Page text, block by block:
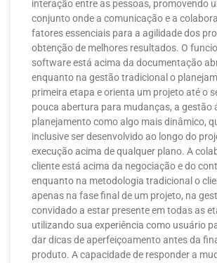
interação entre as pessoas, promovendo
conjunto onde a comunicação e a
fatores essenciais para a agilidade dos
obtenção de melhores resultados. O
software está acima da documentação
enquanto na gestão tradicional o
primeira etapa e orienta um projeto até o
pouca abertura para mudanças, a gestão
planejamento como algo mais dinâmico,
inclusive ser desenvolvido ao longo do
execução acima de qualquer plano. A
cliente está acima da negociação e do
enquanto na metodologia tradicional o
apenas na fase final de um projeto, na
convidado a estar presente em todas as
utilizando sua experiência como usuário
dar dicas de aperfeiçoamento antes da
produto. A capacidade de responder a